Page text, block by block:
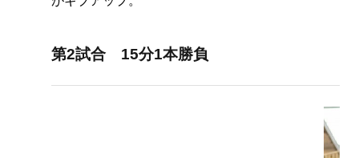
第2試合 15分1本勝負